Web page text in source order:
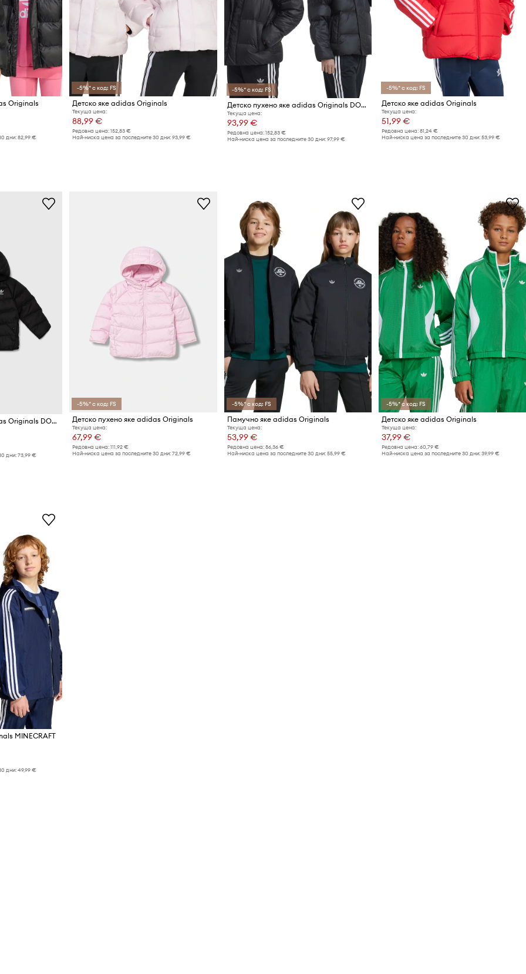
Originals
дни: 82,99 €
-5%* с код: FS
Детско яке adidas Originals
Текуща цена:
88,99 €
Редовна цена: 152,83 €
Най-ниска цена за последните 30 дни: 93,99 €
-5%* с код: FS
Детско пухено яке adidas Originals DOWNACKET ELO
Текуща цена:
93,99 €
Редовна цена: 152,83 €
Най-ниска цена за последните 30 дни: 97,99 €
-5%* с код: FS
Детско яке adidas Originals
Текуща цена:
51,99 €
Редовна цена: 81,24 €
Най-ниска цена за последните 30 дни: 53,99 €
Детско пухено яке adidas Originals DOWNACKET
дни: 73,99 €
-5%* с код: FS
Детско пухено яке adidas Originals
Текуща цена:
67,99 €
Редовна цена: 111,92 €
Най-ниска цена за последните 30 дни: 72,99 €
-5%* с код: FS
Памучно яке adidas Originals
Текуща цена:
53,99 €
Редовна цена: 86,36 €
Най-ниска цена за последните 30 дни: 55,99 €
-5%* с код: FS
Детско яке adidas Originals
Текуща цена:
37,99 €
Редовна цена: 60,79 €
Най-ниска цена за последните 30 дни: 39,99 €
MINECRAFT
дни: 49,99 €